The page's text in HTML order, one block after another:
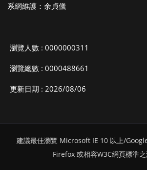
系網維護：余貞儀
瀏覽人數 : 0000000311
瀏覽總數 : 0000488661
更新日期 : 2026/08/06
建議最佳瀏覽 Microsoft IE 10 以上/
Firefox 或相容W3C網頁標準